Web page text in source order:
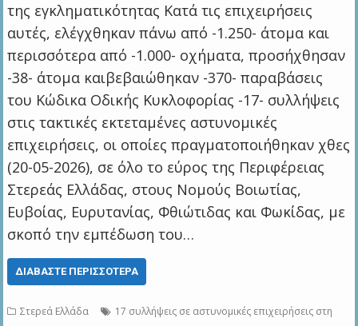
της εγκληματικότητας Κατά τις επιχειρήσεις
αυτές, ελέγχθηκαν πάνω από -1.250- άτομα και
περισσότερα από -1.000- οχήματα, προσήχθησαν
-38- άτομα καιβεβαιώθηκαν -370- παραβάσεις
του Κώδικα Οδικής Κυκλοφορίας -17- συλλήψεις
στις τακτικές εκτεταμένες αστυνομικές
επιχειρήσεις, οι οποίες πραγματοποιήθηκαν χθες
(20-05-2026), σε όλο το εύρος της Περιφέρειας
Στερεάς Ελλάδας, στους Νομούς Βοιωτίας,
Ευβοίας, Ευρυτανίας, Φθιώτιδας και Φωκίδας, με
σκοπό την εμπέδωση του…
ΔΙΑΒΆΣΤΕ ΠΕΡΙΣΣΌΤΕΡΑ
Στερεά Ελλάδα
17 συλλήψεις σε αστυνομικές επιχειρήσεις στη